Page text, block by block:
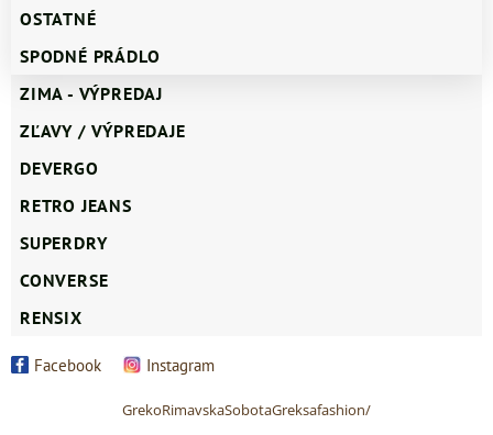
OSTATNÉ
SPODNÉ PRÁDLO
ZIMA - VÝPREDAJ
ZĽAVY / VÝPREDAJE
DEVERGO
RETRO JEANS
SUPERDRY
CONVERSE
RENSIX
Facebook Instagram
GrekoRimavskaSobotaGreksafashion/